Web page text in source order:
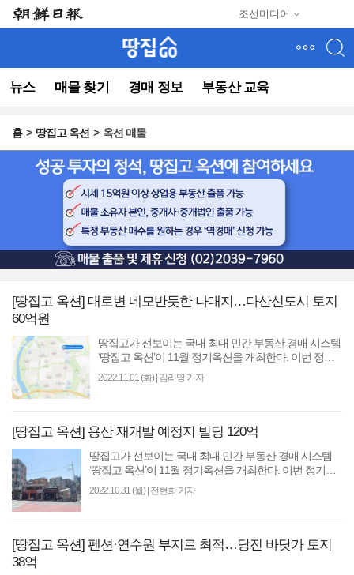
조선미디어
뉴스 매물 찾기 경매 정보 부동산 교육
뉴
(컨
영
이
홈 땅집고 옥션 옥션 매물
[땅집고 옥션] 대로변 네모반듯한 나대지…다산신도시 토지
60억원
땅집고가 선보이는 국내 최대 민간 부동산 경매 시스템
‘땅집고 옥션’이 11월 정기옥션을 개최한다. 이번 정기
옥션은 ‘알스퀘어 특별전’으로 진행한다. 입찰에는..
2022.11.01 (화)| 김리영 기자
[땅집고 옥션] 용산 재개발 예정지 빌딩 120억
땅집고가 선보이는 국내 최대 민간 부동산 경매 시스템
‘땅집고 옥션’이 11월 정기옥션을 개최한다. 이번 정기옥
션은 ‘알스퀘어 특별전’으로 진행한다. 입찰에는..
2022.10.31 (월)| 전현희 기자
[땅집고 옥션] 펜션·연수원 부지로 최적…당진 바닷가 토지
38억